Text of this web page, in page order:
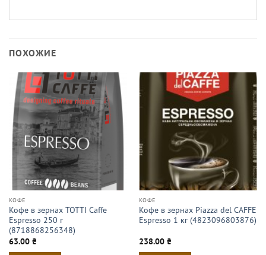
ПОХОЖИЕ
КОФЕ
Кофе в зернах TOTTI Caffe
Espresso 250 г
(8718868256348)
63.00 ₴
КОФЕ
Кофе в зернах Piazza del CAFFE
Espresso 1 кг (4823096803876)
238.00 ₴